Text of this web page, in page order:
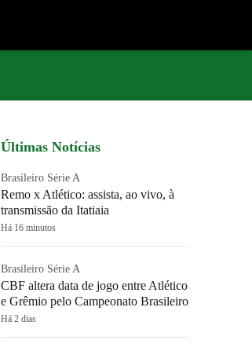
Últimas Notícias
Brasileiro Série A
Remo x Atlético: assista, ao vivo, à
transmissão da Itatiaia
Há 16 minutos
Brasileiro Série A
CBF altera data de jogo entre Atlético
e Grêmio pelo Campeonato Brasileiro
Há 2 dias